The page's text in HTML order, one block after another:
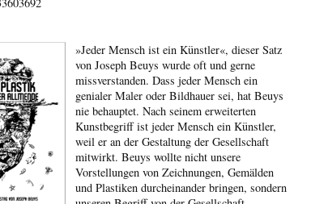
»Jeder Mensch ist ein Künstler«, dieser Satz
von Joseph Beuys wurde oft und gerne
missverstanden. Dass jeder Mensch ein
genialer Maler oder Bildhauer sei, hat Beuys
nie behauptet. Nach seinem erweiterten
Kunstbegriff ist jeder Mensch ein Künstler,
weil er an der Gestaltung der Gesellschaft
mitwirkt. Beuys wollte nicht unsere
Vorstellungen von Zeichnungen, Gemälden
und Plastiken durcheinander bringen, sondern